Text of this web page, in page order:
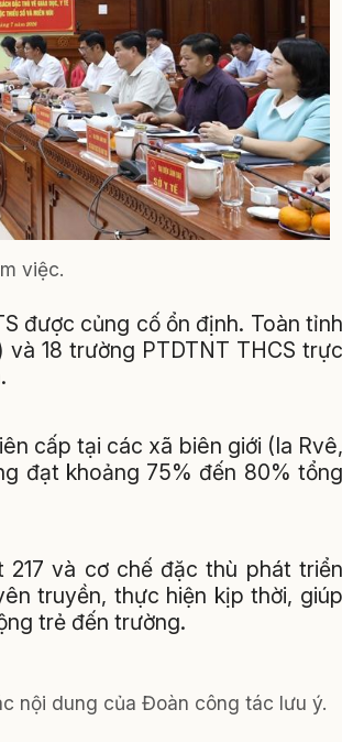
việc.
được củng cố ổn định. Toàn tỉnh
18 trường PTDTNT THCS trực
cấp tại các xã biên giới (Ia Rvê,
đạt khoảng 75% đến 80% tổng
và cơ chế đặc thù phát triển
truyền, thực hiện kịp thời, giúp
trẻ đến trường.
nội dung của Đoàn công tác lưu ý.